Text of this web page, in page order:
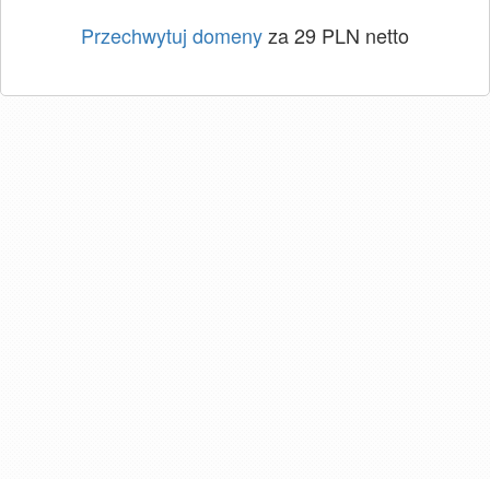
Przechwytuj domenyza 29 PLN netto